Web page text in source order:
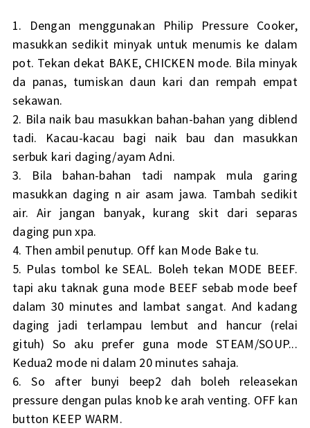
1. Dengan menggunakan Philip Pressure Cooker,
masukkan sedikit minyak untuk menumis ke dalam
pot. Tekan dekat BAKE, CHICKEN mode. Bila minyak
da panas, tumiskan daun kari dan rempah empat
sekawan.
2. Bila naik bau masukkan bahan-bahan yang diblend
tadi. Kacau-kacau bagi naik bau dan masukkan
serbuk kari daging/ayam Adni.
3. Bila bahan-bahan tadi nampak mula garing
masukkan daging n air asam jawa. Tambah sedikit
air. Air jangan banyak, kurang skit dari separas
daging pun xpa.
4. Then ambil penutup. Off kan Mode Bake tu.
5. Pulas tombol ke SEAL. Boleh tekan MODE BEEF.
tapi aku taknak guna mode BEEF sebab mode beef
dalam 30 minutes and lambat sangat. And kadang
daging jadi terlampau lembut and hancur (relai
gituh) So aku prefer guna mode STEAM/SOUP...
Kedua2 mode ni dalam 20 minutes sahaja.
6. So after bunyi beep2 dah boleh releasekan
pressure dengan pulas knob ke arah venting. OFF kan
button KEEP WARM.